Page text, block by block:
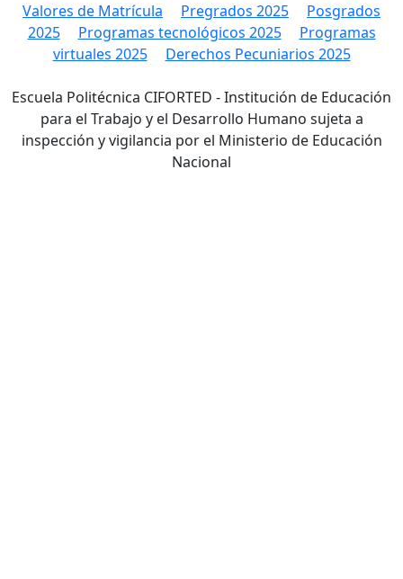
Valores de Matrícula Pregrados 2025
Posgrados
2025
Programas tecnológicos 2025
Programas
virtuales 2025
Derechos Pecuniarios 2025
Escuela Politécnica CIFORTED - Institución de Educación
para el Trabajo y el Desarrollo Humano sujeta a
inspección y vigilancia por el Ministerio de Educación
Nacional